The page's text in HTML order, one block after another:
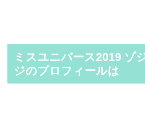
ミスユニバース2019 ゾ
ジのプロフィールは